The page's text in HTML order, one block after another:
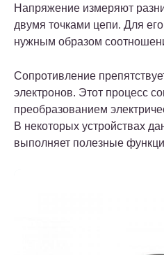
Напряжение измеряют
двумя точками цепи. Для
нужным образом
Сопротивление
электронов. Этот процесс
преобразованием
В некоторых устройствах
выполняет полезные